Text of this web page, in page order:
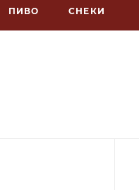
ПИВО СНЕКИ